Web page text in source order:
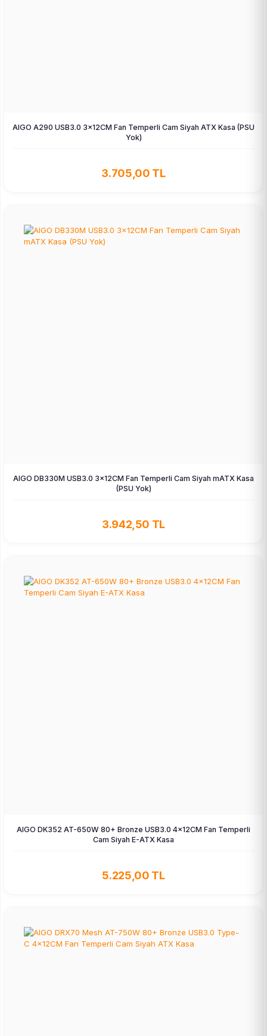
AIGO A290 USB3.0 3×12CM Fan Temperli Cam Siyah ATX Kasa (PSU
Yok)
3.705,00 TL
AIGO DB330M USB3.0 3×12CM Fan Temperli Cam Siyah mATX Kasa
(PSU Yok)
3.942,50 TL
AIGO DK352 AT-650W 80+ Bronze USB3.0 4×12CM Fan Temperli
Cam Siyah E-ATX Kasa
5.225,00 TL